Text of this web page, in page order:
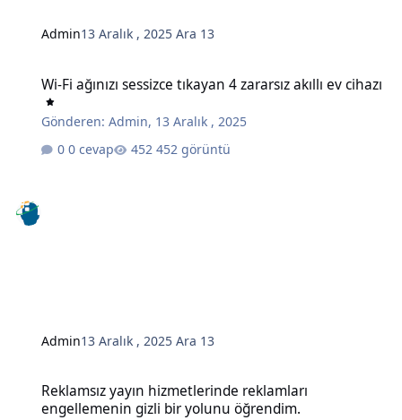
Admin13 Aralık , 2025Ara 13
Wi-Fi ağınızı sessizce tıkayan 4 zararsız akıllı ev cihazı
Gönderen:Admin, 13 Aralık , 2025
0 cevap
452 görüntü
Admin13 Aralık , 2025Ara 13
Reklamsız yayın hizmetlerinde reklamları
engellemenin gizli bir yolunu öğrendim.